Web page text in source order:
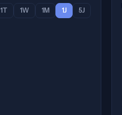
1T 1W 1M 1J 5J